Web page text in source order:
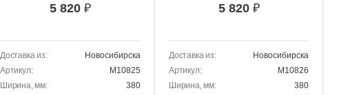
5 820 ₽
Доставка из:
Новосибирска
Артикул:
M10825
Ширина, мм:
380
5 820 ₽
Доставка из:
Новосибирска
Артикул:
M10826
Ширина, мм:
380